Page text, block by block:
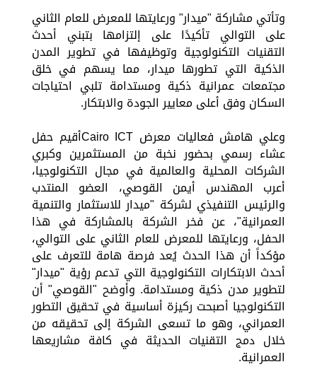
وتأتي مشاركة "ميدار" ورعايتها للمعرض للعام الثاني
على التوالي تأكيدًا على إلتزامها بتبني أحدث
التقنيات التكنولوجية وتوظيفها في تطوير المدن
الذكية التي تطورها ميدار، مما يسهم في خلق
مجتمعات عمرانية ذكية ومستدامة تلبي احتياجات
السكان وفق أعلى معايير الجودة والابتكار.
وعلي هامش فعاليات معرض Cairo ICTأقيم حفل
عشاء رسمي بحضور نخبة من المستثمرين وكبري
الشركات المحلية والعالمية في مجال التكنولوجيا،
أعرب المهندس أيمن القوصي، العضو المنتدب
والرئيس التنفيذي لشركة "ميدار للاستثمار والتنمية
العمرانية"، عن فخر الشركة بالمشاركة في هذا
الحفل، ورعايتها للمعرض للعام الثاني على التوالي،
مؤكداً أن هذا الحدث يُعد فرصة هامة للتعرف على
أحدث الابتكارات التكنولوجية التي تدعم رؤية "ميدار"
لتطوير مدن ذكية ومستدامة. وأوضح "القوصي" أن
التكنولوجيا أصبحت ركيزة أساسية في تحقيق التطور
العمراني، وهو ما تسعى الشركة إلى تحقيقه من
خلال دمج التقنيات الحديثة في كافة مشاريعها
العمرانية.